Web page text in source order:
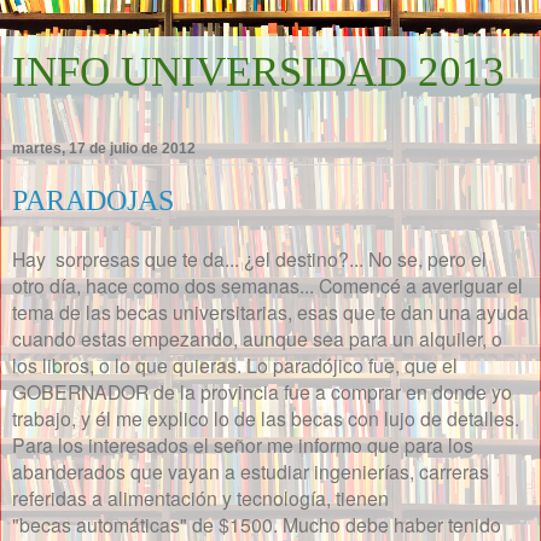
INFO UNIVERSIDAD 2013
martes, 17 de julio de 2012
PARADOJAS
Hay sorpresas que te da... ¿el destino?... No se, pero el
otro día, hace como dos semanas... Comencé a averiguar el
tema de las becas universitarias, esas que te dan una ayuda
cuando estas empezando, aunque sea para un alquiler, o
los libros, o lo que quieras. Lo paradójico fue, que el
GOBERNADOR de la provincia fue a comprar en donde yo
trabajo, y él me explico lo de las becas con lujo de detalles.
Para los interesados el señor me informo que para los
abanderados que vayan a estudiar ingenierías, carreras
referidas a alimentación y tecnología, tienen
"becas automáticas" de $1500. Mucho debe haber tenido